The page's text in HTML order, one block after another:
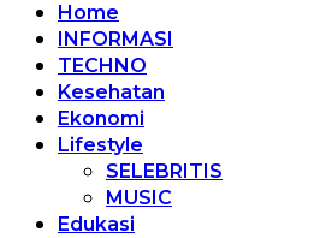
Home
INFORMASI
TECHNO
Kesehatan
Ekonomi
Lifestyle
SELEBRITIS
MUSIC
Edukasi